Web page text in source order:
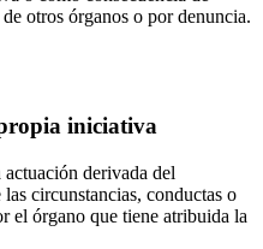
otros órganos o por denuncia.
iniciativa
derivada del
circunstancias, conductas o
el órgano que tiene atribuida la